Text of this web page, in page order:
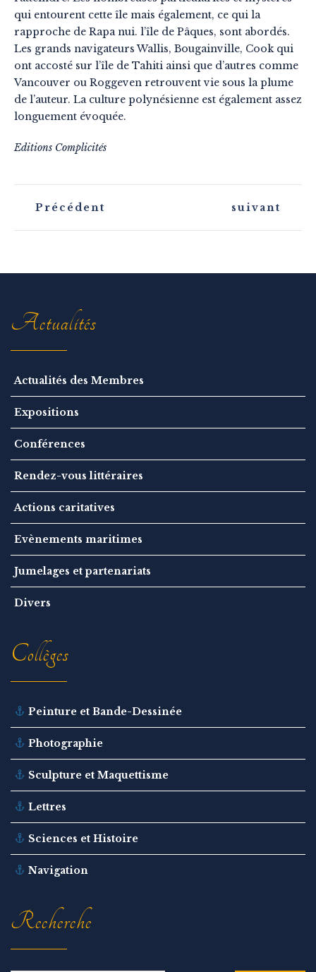
qui entourent cette île mais également, ce qui la
rapproche de Rapa nui. l’île de Pâques, sont abordés.
Les grands navigateurs Wallis, Bougainville, Cook qui
ont accosté sur l’île de Tahiti ainsi que d’autres comme
Vancouver ou Roggeven retrouvent vie sous la plume
de l’auteur. La culture polynésienne est également assez
longuement évoquée.
Editions Complicités
v
t
Précédent suivant
Actualités
Actualités des Membres
Expositions
Conférences
Rendez-vous littéraires
Actions caritatives
Evènements maritimes
Jumelages et partenariats
Divers
Collèges
Peinture et Bande-Dessinée
Photographie
Sculpture et Maquettisme
Lettres
Sciences et Histoire
Navigation
Recherche